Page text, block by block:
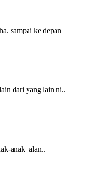
sampai ke depan
dari yang lain ni..
anak jalan..